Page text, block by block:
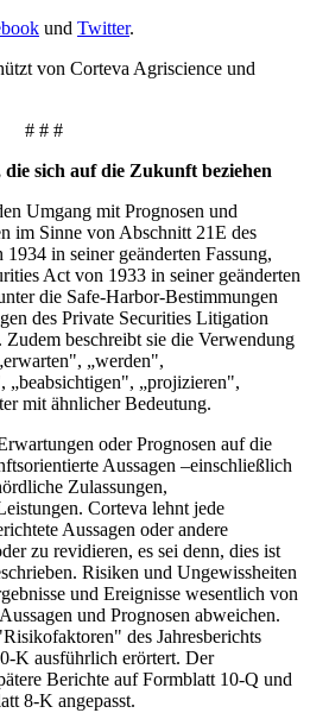
und Twitter.
von Corteva Agriscience und
# # #
sich auf die Zukunft beziehen
Umgang mit Prognosen und
im Sinne von Abschnitt 21E des
in seiner geänderten Fassung,
Act von 1933 in seiner geänderten
die Safe-Harbor-Bestimmungen
des Private Securities Litigation
beschreibt sie die Verwendung
„werden",
„beabsichtigen", „projizieren",
mit ähnlicher Bedeutung.
oder Prognosen auf die
Aussagen –einschließlich
Zulassungen,
Corteva lehnt jede
Aussagen oder andere
zu revidieren, es sei denn, dies ist
Risiken und Ungewissheiten
und Ereignisse wesentlich von
und Prognosen abweichen.
des Jahresberichts
K ausführlich erörtert. Der
Berichte auf Formblatt 10-Q und
8-K angepasst.